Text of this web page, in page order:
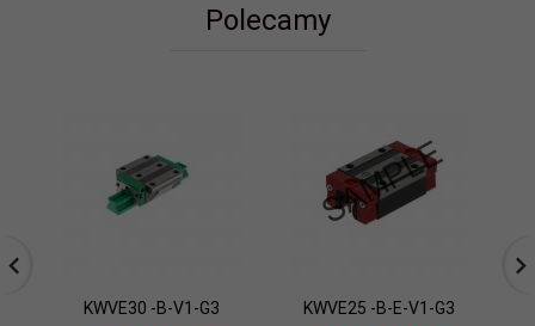
Polecamy
KWVE30 -B-V1-G3 KWVE25 -B-E-V1-G3